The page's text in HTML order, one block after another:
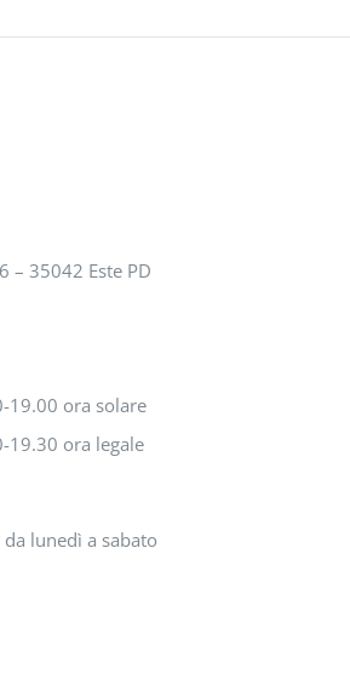
– 35042 Este PD
19.00 ora solare
19.30 ora legale
lunedì a sabato